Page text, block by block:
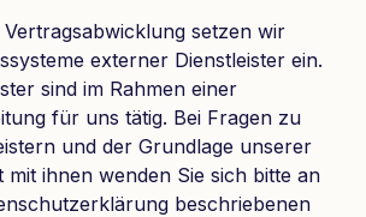
setzen wir
externer Dienstleister ein.
sind im Rahmen einer
für uns tätig. Bei Fragen zu
und der Grundlage unserer
mit ihnen wenden Sie sich bitte an
beschriebenen